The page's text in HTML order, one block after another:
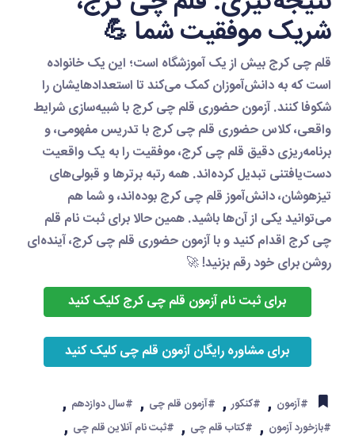
شریک موفقیت شما 💪
قلم چی کرجبیش از یک آموزشگاه است؛ این یک خانواده
است که به دانش‌آموزان کمک می‌کند تا استعدادهایشان را
شکوفا کنند.آزمون حضوری قلم چی کرجبا شبیه‌سازی شرایط
واقعی،کلاس حضوری قلم چی کرجبا تدریس مفهومی، و
برنامه‌ریزی دقیق قلم چی کرج، موفقیت را به یک واقعیت
دست‌یافتنی تبدیل کرده‌اند. همه رتبه برترها و قبولی‌های
تیزهوشان، دانش‌آموزقلم چی کرجبوده‌اند، و شما هم
می‌توانید یکی از آن‌ها باشید. همین حالا برایثبت نام قلم
چی کرجاقدام کنید و باآزمون حضوری قلم چی کرج، آینده‌ای
روشن برای خود رقم بزنید! 🚀
برای ثبت نام آزمون قلم چی کرج کلیک کنید
برای مشاوره رایگان آزمون قلم چی کلیک کنید
#آزمون , #کنکور , #آزمون قلم چی , #سال دوازدهم ,
#بازخورد آزمون , #کتاب قلم چی , #ثبت نام آنلاین قلم چی ,